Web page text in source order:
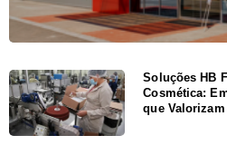
Soluções HB
Cosmética:
que